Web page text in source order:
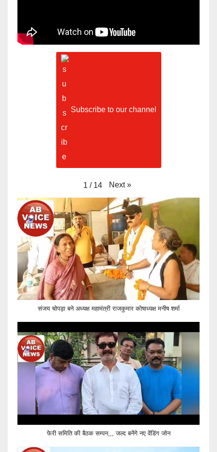
Subscribe to our channel
1 / 14 Next »
संजय चोपड़ा बने अध्यक्ष महामंत्री राजकुमार कोषाध्यक्ष मनीष शर्मा
फेरी समिति की बैठक सम्पन,,, जल्द बनेंगे नए वेंडिंग जोन